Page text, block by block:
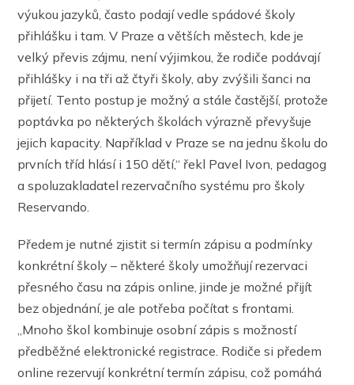
výukou jazyků, často podají vedle spádové školy
přihlášku i tam. V Praze a větších městech, kde je
velký převis zájmu, není výjimkou, že rodiče podávají
přihlášky i na tři až čtyři školy, aby zvýšili šanci na
přijetí. Tento postup je možný a stále častější, protože
poptávka po některých školách výrazně převyšuje
jejich kapacity. Například v Praze se na jednu školu do
prvních tříd hlásí i 150 dětí,“ řekl Pavel Ivon, pedagog
a spoluzakladatel rezervačního systému pro školy
Reservando.
Předem je nutné zjistit si termín zápisu a podmínky
konkrétní školy – některé školy umožňují rezervaci
přesného času na zápis online, jinde je možné přijít
bez objednání, je ale potřeba počítat s frontami.
„Mnoho škol kombinuje osobní zápis s možností
předběžné elektronické registrace. Rodiče si předem
online rezervují konkrétní termín zápisu, což pomáhá